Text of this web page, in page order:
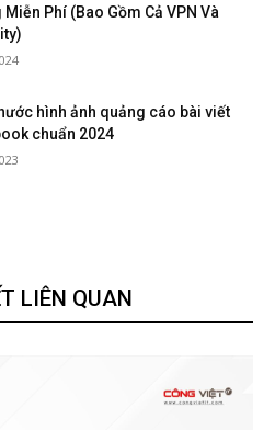
Miễn Phí (Bao Gồm Cả VPN Và
hình ảnh quảng cáo bài viết
chuẩn 2024
LIÊN QUAN